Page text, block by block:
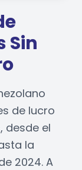
Sin
de lucro
desde el
la
2024. A